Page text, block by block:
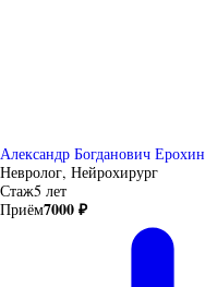
Александр Богданович Ерохин
Невролог, Нейрохирург
Стаж5 лет
Приём7000 ₽